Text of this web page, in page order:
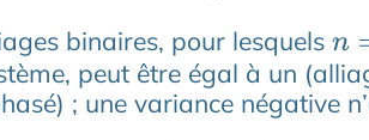
binaires, pour lesquels n=
peut être égal à un
; une variance négative